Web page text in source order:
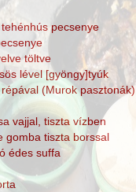
pecsenye
töltve
lével [gyöngy]tyúk
(Murok pasztonák)
vajjal, tiszta vízben
gomba tiszta borssal
édes suffa